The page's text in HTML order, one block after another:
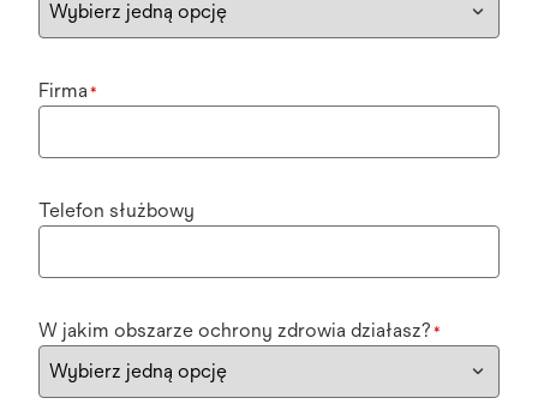
Firma *
Telefon służbowy
W jakim obszarze ochrony zdrowia działasz? *